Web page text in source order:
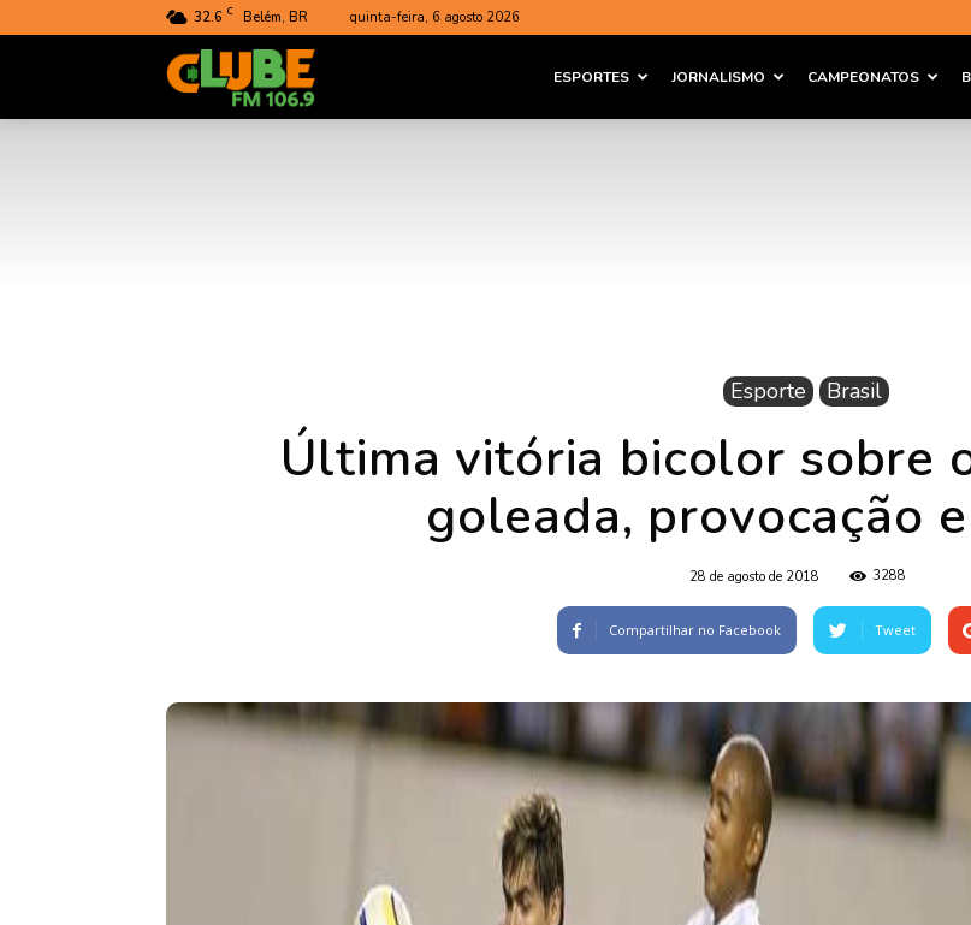
32.6 C Belém, BR quinta-feira, 6 agosto 2026
ESPORTES JORNALISMO CAMPEONATOS
Esporte Brasil
Última vitória bicolor sobre
goleada, provocação
28 de agosto de 2018 3288
Compartilhar no Facebook Tweet